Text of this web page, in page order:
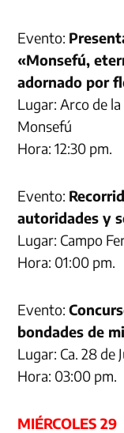
Evento:
«Monsefú,
adornado por
Lugar: Arco de
Monsefú
Hora: 12:30 pm.
Evento:
autoridades y
Lugar: Campo
Hora: 01:00 pm.
Evento:
bondades de
Lugar: Ca. 28 de
Hora: 03:00 pm.
MIÉRCOLES 29